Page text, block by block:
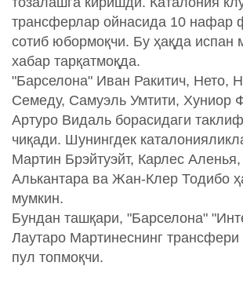
трансферлар ойнасида 10 нафар
сотиб юбормоқчи. Бу ҳақда испан
хабар тарқатмоқда.
"Барселона" Иван Ракитич, Нето,
Семеду, Самуэль Умтити, Хуниор
Артуро Видаль борасидаги
чиқади. Шунингдек
Мартин Брэйтуэйт, Карлес
Алькантара ва Жан-Клер Тодибо
мумкин.
Бундан ташқари, "Барселона"
Лаутаро Мартинеснинг трансфери
пул топмоқчи.